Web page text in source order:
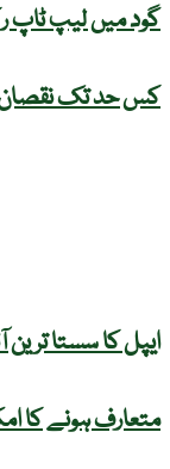
گود میں لیپ ٹاپ
کس حد تک نقصان
متعارف ہونے کا